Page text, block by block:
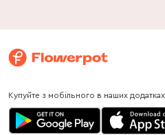
Купуйте з мобільного в наших додатках